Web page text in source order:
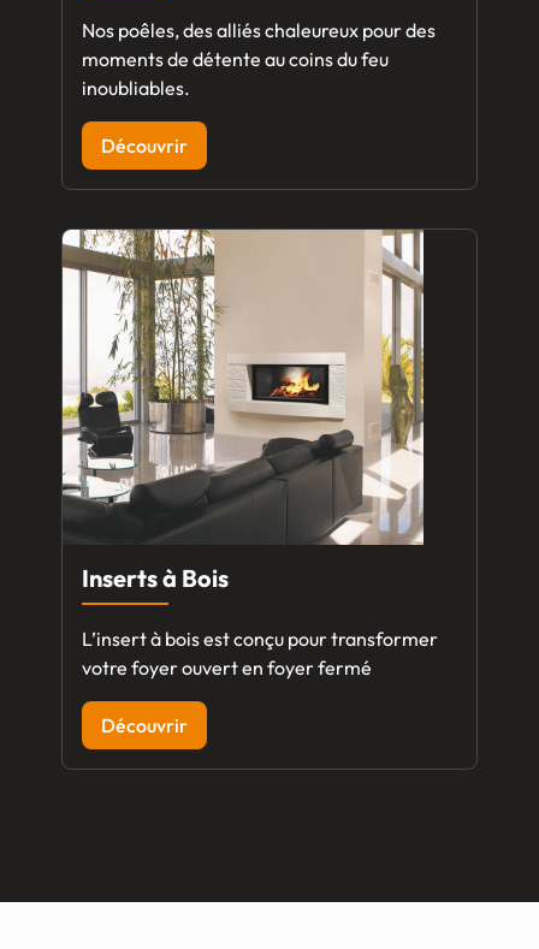
Nos poêles, des alliés chaleureux pour des
moments de détente au coins du feu
inoubliables.
Découvrir
Inserts à Bois
L’insert à bois est conçu pour transformer
votre foyer ouvert en foyer fermé
Découvrir